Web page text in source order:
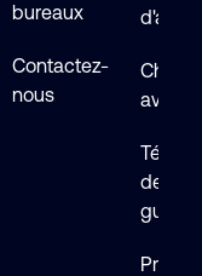
bureaux
Contactez-
nous
Chat
avec
de
guides